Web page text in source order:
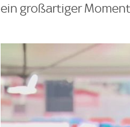
ein großartiger